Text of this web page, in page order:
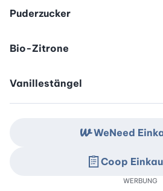
Puderzucker
Bio-Zitrone
Vanillestängel
WeNeed
Coop
WERBUNG